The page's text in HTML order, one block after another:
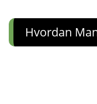
Hvordan